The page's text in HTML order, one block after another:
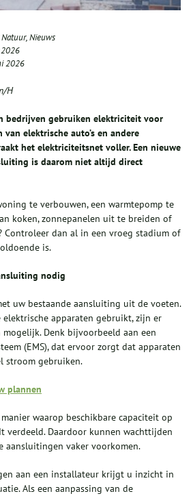
,Nieuws
2026
H
bedrijven gebruiken elektriciteit voor
elektrische auto’s en andere
het elektriciteitsnet voller. Een nieuwe
is daarom niet altijd direct
te verbouwen, een warmtepomp te
koken, zonnepanelen uit te breiden of
dan al in een vroeg stadium of
is.
nodig
uw bestaande aansluiting uit de voeten.
elektrische apparaten gebruikt, zijn er
Denk bijvoorbeeld aan een
(EMS), dat ervoor zorgt dat apparaten
stroom gebruiken.
plannen
waarop beschikbare capaciteit op
verdeeld. Daardoor kunnen wachttijden
aansluitingen vaker voorkomen.
aan een installateur krijgt u inzicht in
Als een aanpassing van de